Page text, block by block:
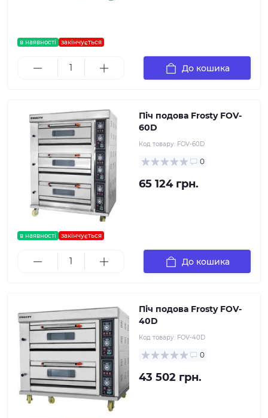
в наявності закінчується
До кошика
в наявності закінчується
Піч подова Frosty FOV-
60D
Код товару: FOV-60D
0
65 124 грн.
До кошика
Піч подова Frosty FOV-
40D
Код товару: FOV-40D
0
43 502 грн.